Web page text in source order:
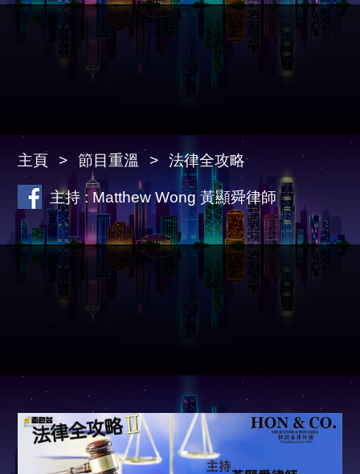
主頁 節目重溫 法律全攻略
主持 : Matthew Wong 黃顯舜律師